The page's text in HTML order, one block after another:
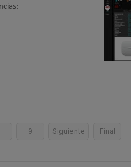
9 Siguiente Final